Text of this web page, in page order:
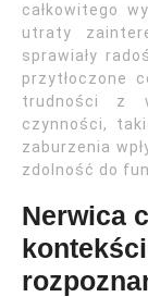
całkowitego
utraty
sprawiały
przytłoczone
trudności z
czynności,
zaburzenia
zdolność do
Nerwica